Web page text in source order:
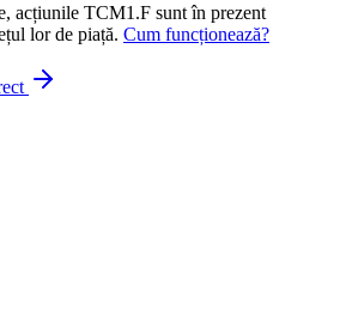
acțiunile TCM1.F sunt în prezent
lor de piață. Cum funcționează?